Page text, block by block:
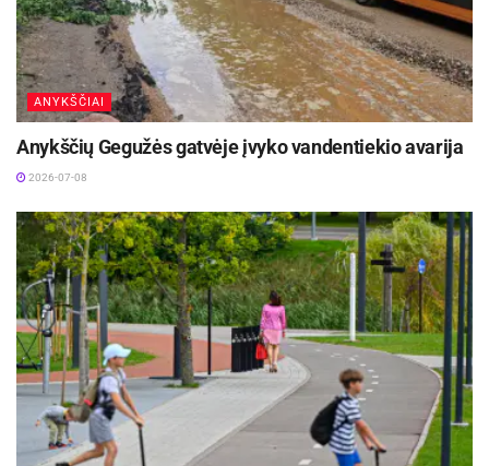
ANYKŠČIAI
Anykščių Gegužės gatvėje įvyko vandentiekio avarija
2026-07-08